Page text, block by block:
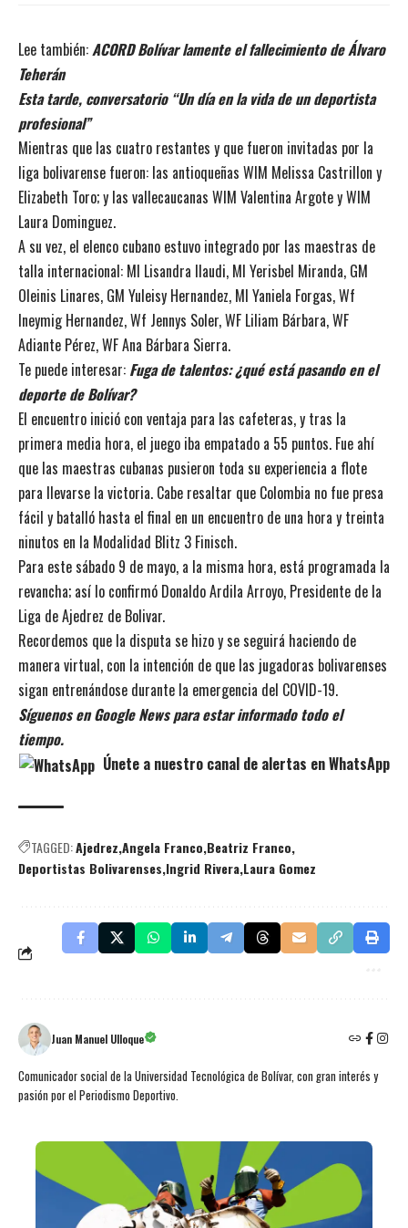
Lee también:ACORD Bolívar lamente el fallecimiento de Álvaro
Teherán
Esta tarde, conversatorio “Un día en la vida de un deportista
profesional”
Mientras que las cuatro restantes y que fueron invitadas por la
liga bolivarense fueron: las antioqueñas WIM Melissa Castrillon y
Elizabeth Toro; y las vallecaucanas WIM Valentina Argote y WIM
Laura Dominguez.
A su vez, el elenco cubano estuvo integrado por las maestras de
talla internacional: MI Lisandra llaudi, MI Yerisbel Miranda, GM
Oleinis Linares, GM Yuleisy Hernandez, MI Yaniela Forgas, Wf
Ineymig Hernandez, Wf Jennys Soler, WF Liliam Bárbara, WF
Adiante Pérez, WF Ana Bárbara Sierra.
Te puede interesar: Fuga de talentos: ¿qué está pasando en el
deporte de Bolívar?
El encuentro inició con ventaja para las cafeteras, y tras la
primera media hora, el juego iba empatado a 55 puntos. Fue ahí
que las maestras cubanas pusieron toda su experiencia a flote
para llevarse la victoria. Cabe resaltar que Colombia no fue presa
fácil y batalló hasta el final en un encuentro de una hora y treinta
ninutos en la Modalidad Blitz 3 Finisch.
Para este sábado 9 de mayo, a la misma hora, está programada la
revancha; así lo confirmó Donaldo Ardila Arroyo, Presidente de la
Liga de Ajedrez de Bolivar.
Recordemos que la disputa se hizo y se seguirá haciendo de
manera virtual, con la intención de que las jugadoras bolivarenses
sigan entrenándose durante la emergencia del COVID-19.
Síguenos en Google News para estar informado todo el
tiempo.
Únete a nuestro canal de alertas en WhatsApp
TAGGED:Ajedrez Angela Franco Beatriz Franco
Deportistas Bolivarenses Ingrid Rivera Laura Gomez
Juan Manuel Ulloque
Comunicador social de la Universidad Tecnológica de Bolívar, con gran interés y
pasión por el Periodismo Deportivo.